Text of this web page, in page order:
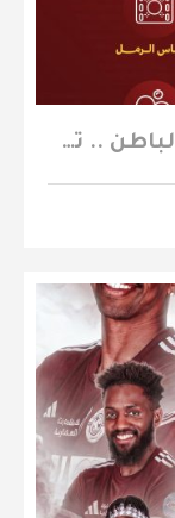
الفعاليات المصاحبة لمباراة الباطن .. تعرفوا عليها